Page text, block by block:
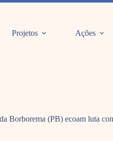
Projetos Ações
Borborema (PB) ecoam luta